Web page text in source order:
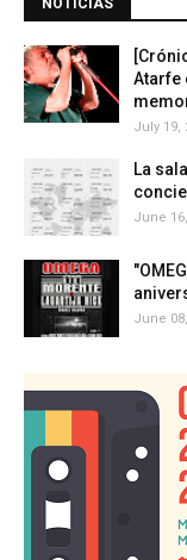
NOTICIAS
Atarfe
July 19,
La
June
June